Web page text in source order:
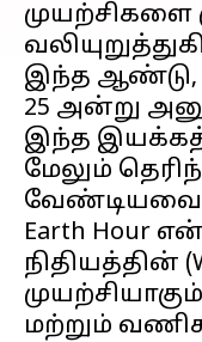
முயற்சிகளை
இந்த ஆண்டு,
25 அன்று
இந்த
மேலும்
Earth Hour
நிதியத்தின்
மற்றும்